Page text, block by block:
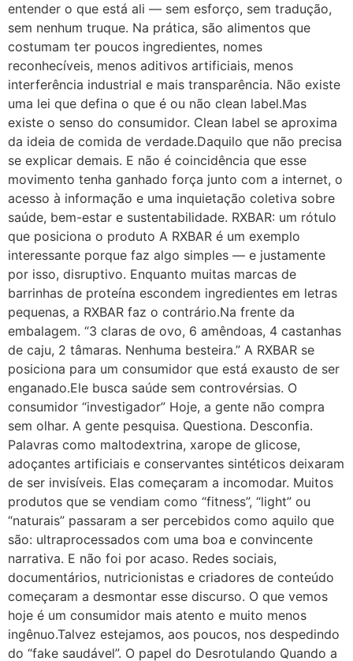
entender o que está ali — sem esforço, sem tradução,
sem nenhum truque. Na prática, são alimentos que
costumam ter poucos ingredientes, nomes
reconhecíveis, menos aditivos artificiais, menos
interferência industrial e mais transparência. Não existe
uma lei que defina o que é ou não clean label.Mas
existe o senso do consumidor. Clean label se aproxima
da ideia de comida de verdade.Daquilo que não precisa
se explicar demais. E não é coincidência que esse
movimento tenha ganhado força junto com a internet, o
acesso à informação e uma inquietação coletiva sobre
saúde, bem-estar e sustentabilidade. RXBAR: um rótulo
que posiciona o produto A RXBAR é um exemplo
interessante porque faz algo simples — e justamente
por isso, disruptivo. Enquanto muitas marcas de
barrinhas de proteína escondem ingredientes em letras
pequenas, a RXBAR faz o contrário.Na frente da
embalagem. “3 claras de ovo, 6 amêndoas, 4 castanhas
de caju, 2 tâmaras. Nenhuma besteira.” A RXBAR se
posiciona para um consumidor que está exausto de ser
enganado.Ele busca saúde sem controvérsias. O
consumidor “investigador” Hoje, a gente não compra
sem olhar. A gente pesquisa. Questiona. Desconfia.
Palavras como maltodextrina, xarope de glicose,
adoçantes artificiais e conservantes sintéticos deixaram
de ser invisíveis. Elas começaram a incomodar. Muitos
produtos que se vendiam como “fitness”, “light” ou
“naturais” passaram a ser percebidos como aquilo que
são: ultraprocessados com uma boa e convincente
narrativa. E não foi por acaso. Redes sociais,
documentários, nutricionistas e criadores de conteúdo
começaram a desmontar esse discurso. O que vemos
hoje é um consumidor mais atento e muito menos
ingênuo.Talvez estejamos, aos poucos, nos despedindo
do “fake saudável”. O papel do Desrotulando Quando a